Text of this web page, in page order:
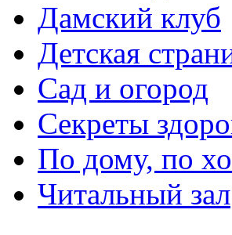
Дамский клуб
Детская
Сад и огород
Секреты
По дому, по
Читальный зал